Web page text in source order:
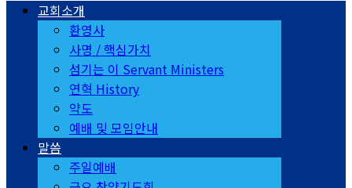
교회소개
환영사
사명 / 핵심가치
섬기는 이 Servant Ministers
연혁 History
약도
예배 및 모임안내
말씀
주일예배